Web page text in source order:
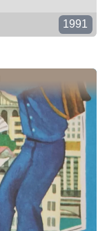
1991